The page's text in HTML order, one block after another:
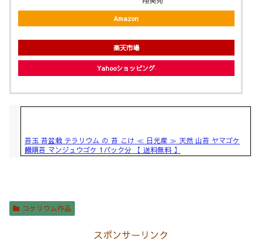
Amazon
楽天市場
Yahooショッピング
苔玉 苔盆栽 テラリウム の 苔 こけ ≪ 日光産 ≫ 天然 山苔 ヤマゴケ
饅頭苔 マンジュウゴケ 1パック分 【 送料無料 】
コケリウム作品
スポンサーリンク